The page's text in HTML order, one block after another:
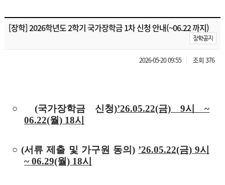
[장학] 2026학년도 2학기 국가장학금 1차 신청 안내(~06.22 까지)
장학공지
2026-05-20 09:55 조회 376
○ (국가장학금 신청)’26.05.22(금) 9시 ~
06.22(월) 18시
○ (서류 제출 및 가구원 동의) ’26.05.22(금) 9시
~ 06.29(월) 18시